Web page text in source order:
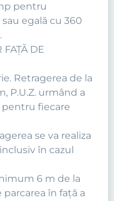
pentru
egală cu 360
FAŢĂ DE
Retragerea de la
P.U.Z. urmând a
fiecare
se va realiza
în cazul
6 m de la
în faţă a